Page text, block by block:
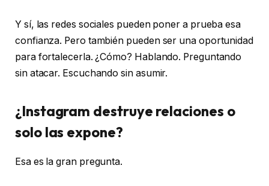
Y sí, las redes sociales pueden poner a prueba esa
confianza. Pero también pueden ser una oportunidad
para fortalecerla. ¿Cómo? Hablando. Preguntando
sin atacar. Escuchando sin asumir.
¿Instagram destruye relaciones o
solo las expone?
Esa es la gran pregunta.